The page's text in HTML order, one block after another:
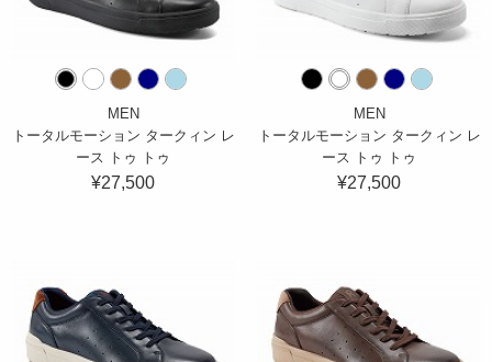
MEN
トータルモーション タークィン レ
ース トゥ トゥ
¥27,500
MEN
トータルモーション タークィン レ
ース トゥ トゥ
¥27,500